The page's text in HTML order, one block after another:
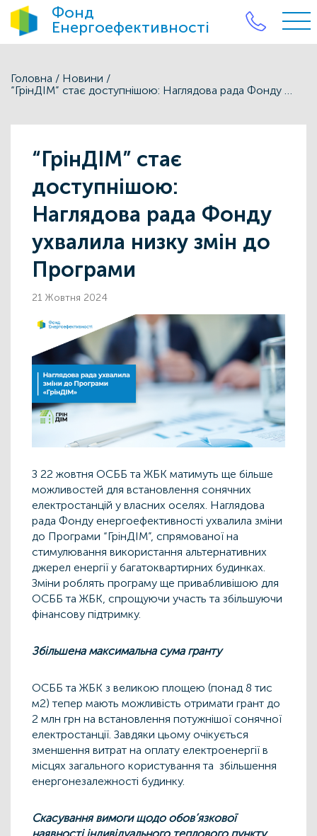
Фонд
Енергоефективності
Головна / Новини /
“ГрінДІМ” стає доступнішою: Наглядова рада Фонду ухвалила низку змін до Програми
“ГрінДІМ” стає
доступнішою:
Наглядова рада Фонду
ухвалила низку змін до
Програми
21 Жовтня 2024
З 22 жовтня ОСББ та ЖБК матимуть ще більше
можливостей для встановлення сонячних
електростанцій у власних оселях. Наглядова
рада Фонду енергоефективності ухвалила зміни
до Програми “ГрінДІМ”, спрямованої на
стимулювання використання альтернативних
джерел енергії у багатоквартирних будинках.
Зміни роблять програму ще привабливішою для
ОСББ та ЖБК, спрощуючи участь та збільшуючи
фінансову підтримку.
Збільшена максимальна сума гранту
ОСББ та ЖБК з великою площею (понад 8 тис
м2) тепер мають можливість отримати грант до
2 млн грн на встановлення потужнішої сонячної
електростанції. Завдяки цьому очікується
зменшення витрат на оплату електроенергії в
місцях загального користування та збільшення
енергонезалежності будинку.
Скасування вимоги щодо обов’язкової